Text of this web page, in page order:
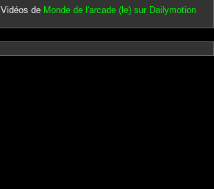
Vidéos de Monde de l'arcade (le) sur Dailymotion